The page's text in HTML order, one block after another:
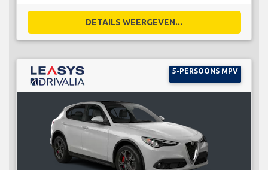
DETAILS WEERGEVEN...
5-PERSOONS MPV